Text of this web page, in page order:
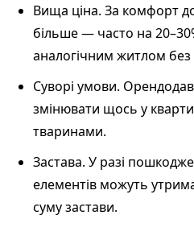
Вища ціна. За комфорт
більше — часто на
аналогічним житлом
Суворі умови.
змінювати щось у
тваринами.
Застава. У разі
елементів можуть
суму застави.